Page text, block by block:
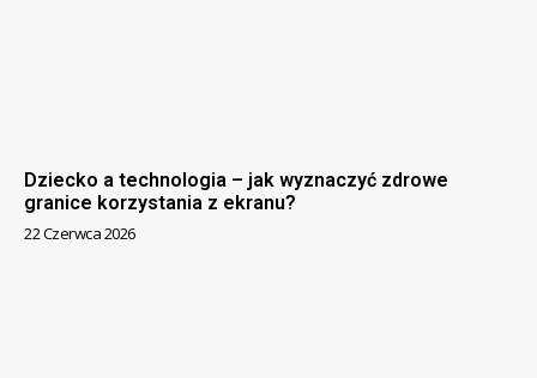
Dziecko a technologia – jak wyznaczyć zdrowe
granice korzystania z ekranu?
22 Czerwca 2026